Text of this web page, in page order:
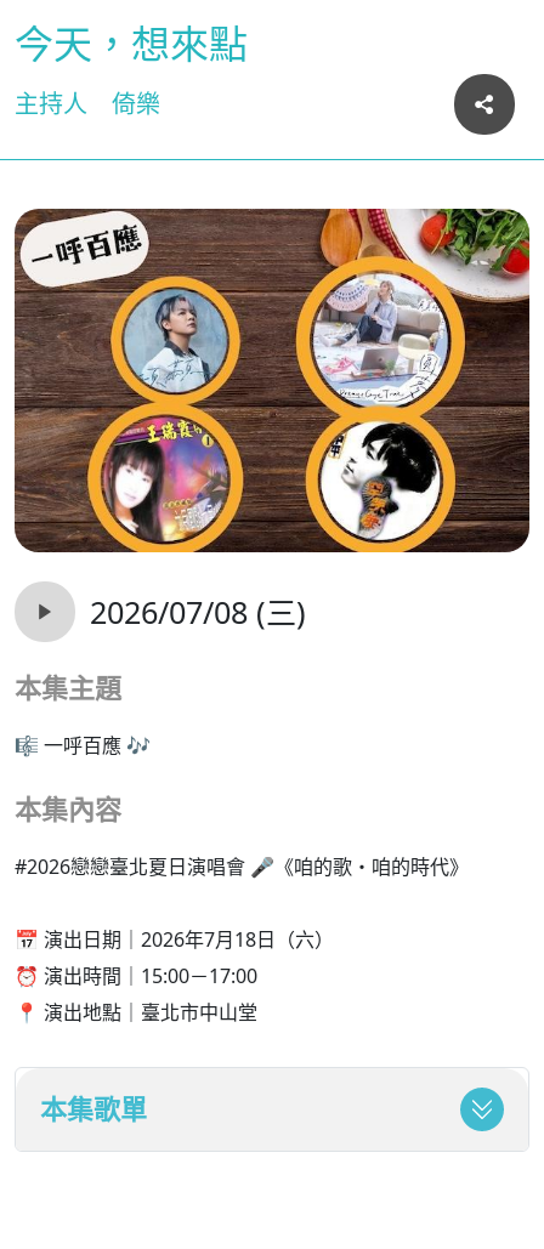
今天，想來點
主持人 倚樂
2026/07/08 (三)
本集主題
🎼 一呼百應 🎶
本集內容
#2026戀戀臺北夏日演唱會 🎤《咱的歌・咱的時代》
📅 演出日期｜2026年7月18日（六）
⏰ 演出時間｜15:00－17:00
📍 演出地點｜臺北市中山堂
本集歌單